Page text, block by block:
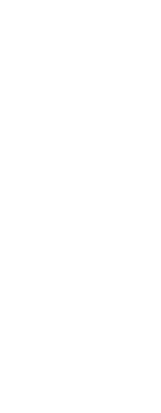
De
over hun
mondelinge
weinig